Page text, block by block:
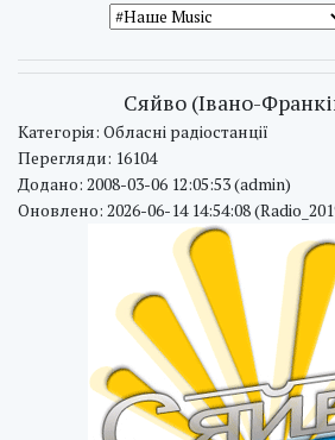
Сяйво (Івано-
Категорія: Обласні радіостанції
Перегляди: 16104
Додано: 2008-03-06 12:05:53 (admin)
Оновлено: 2026-06-14 14:54:08